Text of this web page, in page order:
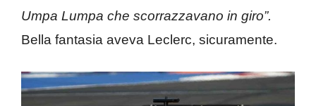
Umpa Lumpa che scorrazzavano in giro”.
Bella fantasia aveva Leclerc, sicuramente.